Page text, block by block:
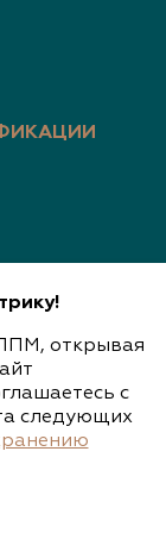
открывая
с
следующих